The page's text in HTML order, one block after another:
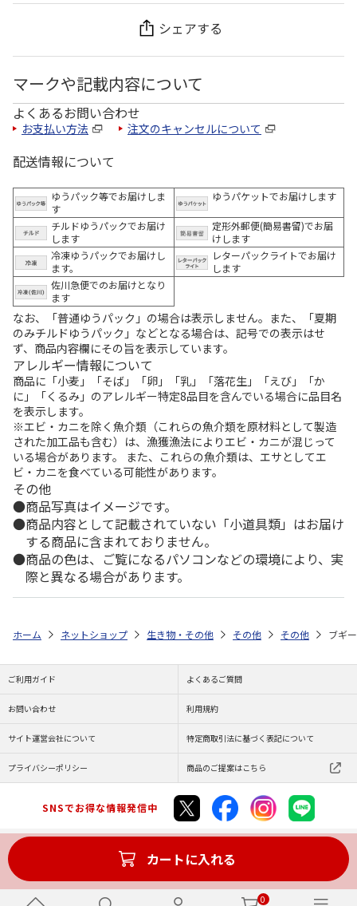
0
シェアする
マークや記載内容について
よくあるお問い合わせ
お支払い方法 注文のキャンセルについて
配送情報について
ゆうパック等でお届けしま
す
ゆうパケットでお届けします
チルドゆうパックでお届け
します
定形外郵便(簡易書留)でお届
けします
冷凍ゆうパックでお届けし
ます。
レターパックライトでお届け
します
佐川急便でのお届けとなり
ます
なお、「普通ゆうパック」の場合は表示しません。また、「夏期
のみチルドゆうパック」などとなる場合は、記号での表示はせ
ず、商品内容欄にその旨を表示しています。
アレルギー情報について
商品に「小麦」「そば」「卵」「乳」「落花生」「えび」「か
に」「くるみ」のアレルギー特定8品目を含んでいる場合に品目名
を表示します。
※エビ・カニを除く魚介類（これらの魚介類を原材料として製造
された加工品も含む）は、漁獲漁法によりエビ・カニが混じって
いる場合があります。 また、これらの魚介類は、エサとしてエ
ビ・カニを食べている可能性があります。
その他
商品写真はイメージです。
商品内容として記載されていない「小道具類」はお届け
する商品に含まれておりません。
商品の色は、ご覧になるパソコンなどの環境により、実
際と異なる場合があります。
カートに入れる
ホーム ネットショップ 生き物・その他 その他 その他 ブギ
ご利用ガイド よくあるご質問
お問い合わせ 利用規約
サイト運営会社について 特定商取引法に基づく表記について
プライバシーポリシー 商品のご提案はこちら
SNSでお得な情報発信中